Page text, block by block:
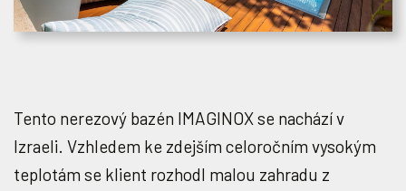
Tento nerezový bazén IMAGINOX se nachází v
Izraeli. Vzhledem ke zdejším celoročním vysokým
teplotám se klient rozhodl malou zahradu z